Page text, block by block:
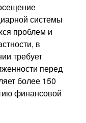
системы
проблем и
в
требует
перед
более 150
финансовой